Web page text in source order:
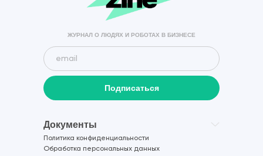
ЖУРНАЛ О ЛЮДЯХ И РОБОТАХ В БИЗНЕСЕ
Подписаться
Документы
Политика конфиденциальности
Обработка персональных данных